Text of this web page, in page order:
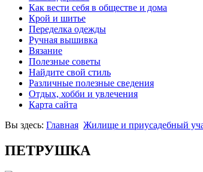
Как вести себя в обществе и дома
Крой и шитье
Переделка одежды
Ручная вышивка
Вязание
Полезные советы
Найдите свой стиль
Различные полезные сведения
Отдых, хобби и увлечения
Карта сайта
Вы здесь: Главная Жилище и приусадебный
ПЕТРУШКА